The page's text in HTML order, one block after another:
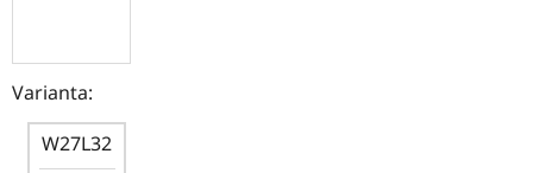
Varianta:
W27L32